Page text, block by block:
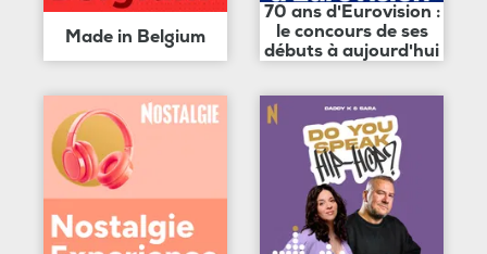
Made in Belgium
70 ans d'Eurovision :
le concours de ses
débuts à aujourd'hui